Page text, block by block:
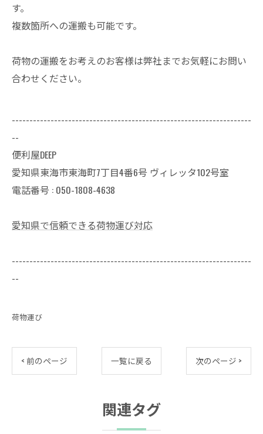
す。
複数箇所への運搬も可能です。
荷物の運搬をお考えのお客様は弊社までお気軽にお問い
合わせください。
--------------------------------------------------------------------
--
便利屋DEEP
愛知県東海市東海町7丁目4番6号 ヴィレッタ102号室
電話番号 : 050-1808-4638
愛知県で信頼できる荷物運び対応
--------------------------------------------------------------------
--
荷物運び
< 前のページ 一覧に戻る 次のページ >
関連タグ